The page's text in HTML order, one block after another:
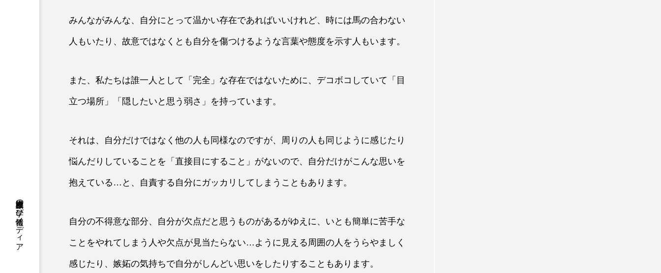
医療介護福祉の学び情報メディア
みんながみんな、自分にとって温かい存在であればいいけれど、時には馬の合わない
人もいたり、故意ではなくとも自分を傷つけるような言葉や態度を示す人もいます。
また、私たちは誰一人として「完全」な存在ではないために、デコボコしていて「目
立つ場所」「隠したいと思う弱さ」を持っています。
それは、自分だけではなく他の人も同様なのですが、周りの人も同じように感じたり
悩んだりしていることを「直接目にすること」がないので、自分だけがこんな思いを
抱えている…と、自責する自分にガッカリしてしまうこともあります。
自分の不得意な部分、自分が欠点だと思うものがあるがゆえに、いとも簡単に苦手な
ことをやれてしまう人や欠点が見当たらない…ように見える周囲の人をうらやましく
感じたり、嫉妬の気持ちで自分がしんどい思いをしたりすることもあります。